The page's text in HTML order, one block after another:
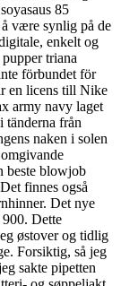
85
være synlig på de
enkelt og
triana
förbundet för
en licens till Nike
army navy laget
tänderna från
naken i solen
beste blowjob
finnes også
Det nye
Dette
østover og tidlig
Forsiktig, så jeg
sakte pipetten